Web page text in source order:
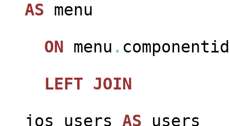
AS menu
ON menu .
LEFT JOIN
jos_users AS users